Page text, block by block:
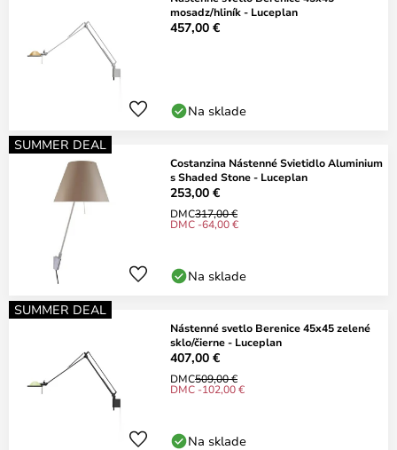
mosadz/hliník - Luceplan
457,00 €
Na sklade
SUMMER DEAL
Costanzina Nástenné Svietidlo Aluminium
s Shaded Stone - Luceplan
253,00 €
DMC317,00 €
DMC -64,00 €
Na sklade
SUMMER DEAL
Nástenné svetlo Berenice 45x45 zelené
sklo/čierne - Luceplan
407,00 €
DMC509,00 €
DMC -102,00 €
Na sklade